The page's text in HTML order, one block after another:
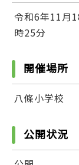
令和6年11月
時25分
開催場所
八條小学校
公開状況